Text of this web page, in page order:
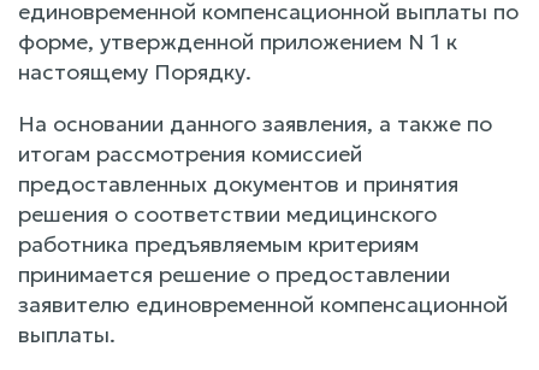
единовременной компенсационной выплаты по
форме, утвержденной приложением N 1 к
настоящему Порядку.
На основании данного заявления, а также по
итогам рассмотрения комиссией
предоставленных документов и принятия
решения о соответствии медицинского
работника предъявляемым критериям
принимается решение о предоставлении
заявителю единовременной компенсационной
выплаты.